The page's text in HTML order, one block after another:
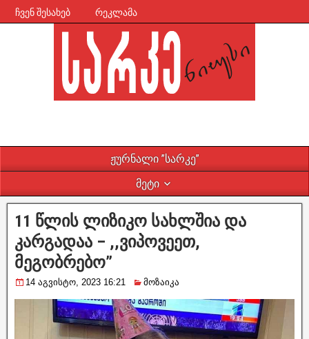
ჩვენ შესახებ რეკლამა
ჟურნალი ”სარკე”
მეტი
11 წლის ლიზიკო სახლშია და
კარგადაა – ,,ვიპოვეეთ,
მეგობრებო”
14 აგვისტო, 2023 16:21 მოზაიკა